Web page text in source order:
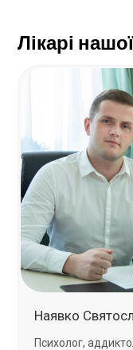
Лікарі
Наявко
Психолог,